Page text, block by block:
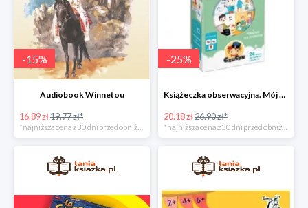
-15%
Audiobook Winnetou
16.89 zł19.77 zł*
-25%
Książeczka obserwacyjna. Mój dzień
20.18 zł26.90 zł*